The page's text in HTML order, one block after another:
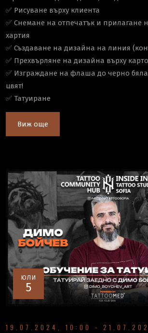
✅ Рисуване върху клиента
✅ Снемане на отпечатък и прилагане
хартия
✅ Създаване на дизайна на линия
✅ Прехвърляне на дизайна върху
✅ Изграждане на флаша до черно
цвят!
✅ Татуиране
Виж още
ЮЛИ
5
19.07.2024, 10:00 -